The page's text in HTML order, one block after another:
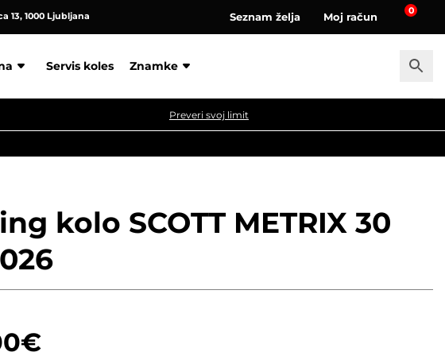
13, 1000 Ljubljana Seznam želja Moj račun 0
Servis koles Znamke
Preveri svoj limit
kolo SCOTT METRIX 30
€